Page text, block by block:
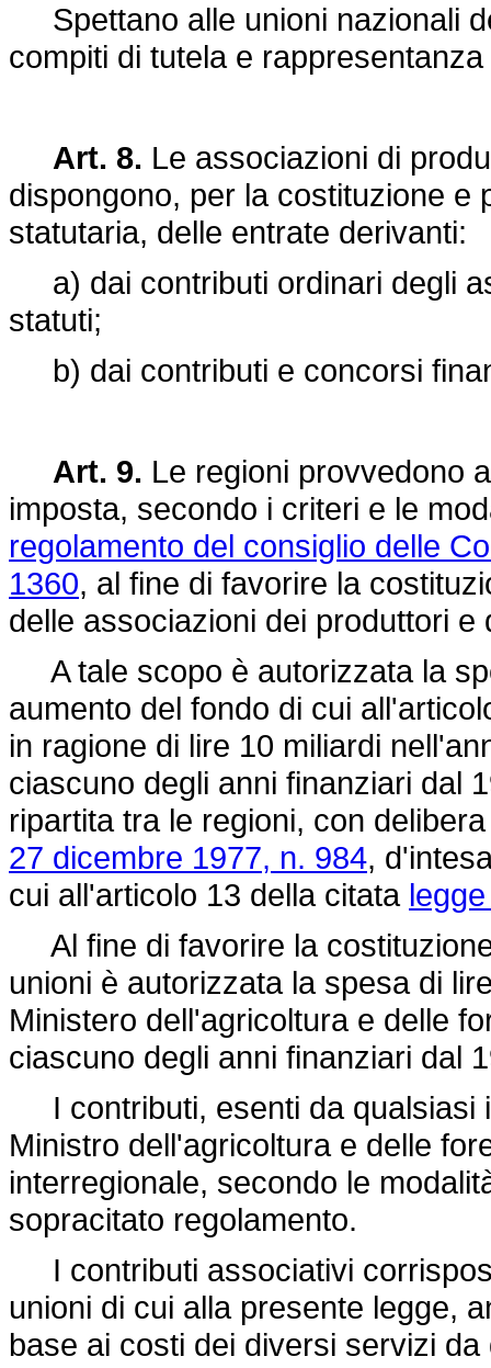
Spettano alle unioni nazionali
compiti di tutela e
Art. 8. Le associazioni di
dispongono, per la costituzione e
statutaria, delle entrate derivanti:
a) dai contributi ordinari degli
statuti;
b) dai contributi e concorsi
Art. 9. Le regioni provvedono
imposta, secondo i criteri e le
regolamento del consiglio delle
1360, al fine di favorire la
delle associazioni dei produttori e
A tale scopo è autorizzata la
aumento del fondo di cui
in ragione di lire 10 miliardi
ciascuno degli anni finanziari dal
ripartita tra le regioni, con
27 dicembre 1977, n. 984,
cui all'articolo 13 della citata
Al fine di favorire la
unioni è autorizzata la spesa di
Ministero dell'agricoltura e delle
ciascuno degli anni finanziari dal
I contributi, esenti da qualsiasi
Ministro dell'agricoltura e delle
interregionale, secondo le
sopracitato regolamento.
I contributi associativi
unioni di cui alla presente legge,
base ai costi dei diversi servizi